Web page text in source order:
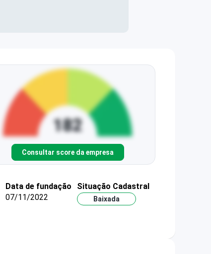
Consultar score da empresa
Data de fundação
07/11/2022
Situação Cadastral
Baixada